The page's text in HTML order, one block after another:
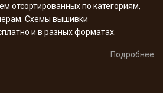
отсортированных по категориям,
Схемы вышивки
и в разных форматах.
Подробнее